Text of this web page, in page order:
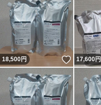
18,500円 いいね！
17,600円